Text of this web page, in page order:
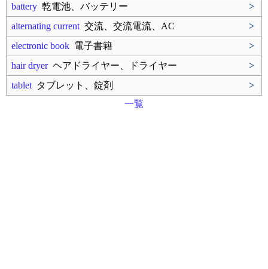
battery 乾電池、バッテリー
>
alternating current 交流、交流電流、AC
>
electronic book 電子書籍
>
hair dryerヘアドライヤー、ドライヤー
>
tablet タブレット、錠剤
>
一覧